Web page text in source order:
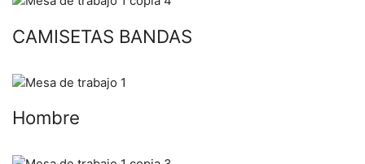
CAMISETAS BANDAS
Hombre